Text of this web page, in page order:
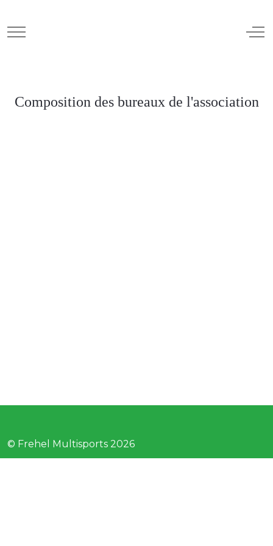
Mobile Menu Toggle
Composition des bureaux de l'association
© Frehel Multisports 2026